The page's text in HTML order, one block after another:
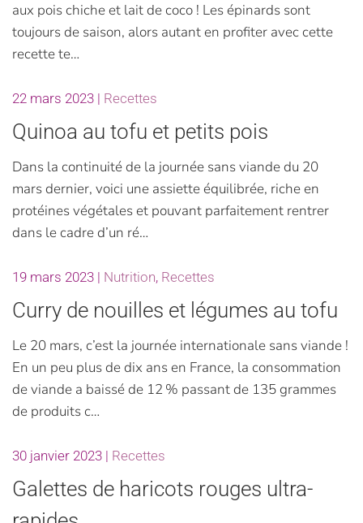
aux pois chiche et lait de coco ! Les épinards sont
toujours de saison, alors autant en profiter avec cette
recette te…
22 mars 2023 | Recettes
Quinoa au tofu et petits pois
Dans la continuité de la journée sans viande du 20
mars dernier, voici une assiette équilibrée, riche en
protéines végétales et pouvant parfaitement rentrer
dans le cadre d’un ré…
19 mars 2023 | Nutrition, Recettes
Curry de nouilles et légumes au tofu
Le 20 mars, c’est la journée internationale sans viande !
En un peu plus de dix ans en France, la consommation
de viande a baissé de 12 % passant de 135 grammes
de produits c…
30 janvier 2023 | Recettes
Galettes de haricots rouges ultra-